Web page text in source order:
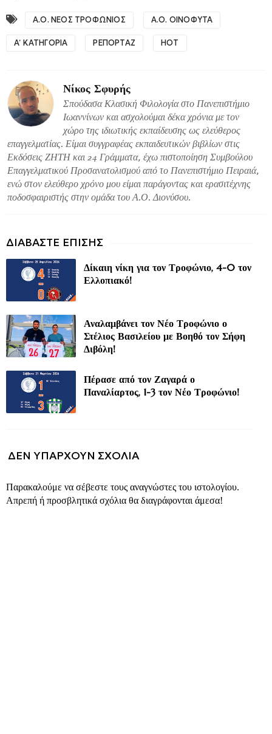
Α.Ο. ΝΕΟΣ ΤΡΟΦΩΝΙΟΣ Α.Ο. ΟΙΝΟΦΥΤΑ
Α΄ ΚΑΤΗΓΟΡΙΑ ΡΕΠΟΡΤΑΖ HOT
Νίκος Σφυρής
Σπούδασα Κλασική Φιλολογία στο Πανεπιστήμιο
Ιωαννίνων και ασχολούμαι δέκα χρόνια με τον
χώρο της ιδιωτικής εκπαίδευσης ως ελεύθερος
επαγγελματίας. Είμαι συγγραφέας εκπαιδευτικών βιβλίων στις
Εκδόσεις ΖΗΤΗ και 24 Γράμματα, έχω πιστοποίηση Συμβούλου
Επαγγελματικού Προσανατολισμού από το Πανεπιστήμιο Πειραιά,
ενώ στον ελεύθερο χρόνο μου είμαι παράγοντας και ερασιτέχνης
ποδοσφαιριστής στην ομάδα του Α.Ο. Διονύσου.
Δίκαιη νίκη για τον Τροφώνιο, 4-0 τον
Ελλοπιακό!
Αναλαμβάνει τον Νέο Τροφώνιο ο
Στέλιος Βασιλείου με Βοηθό τον Σήφη
Διβόλη!
Πέρασε από τον Ζαγαρά ο
Παναλίαρτος, 1-3 τον Νέο Τροφώνιο!
ΔΕΝ ΥΠΆΡΧΟΥΝ ΣΧΌΛΙΑ
Παρακαλούμε να σέβεστε τους αναγνώστες του ιστολογίου.
Απρεπή ή προσβλητικά σχόλια θα διαγράφονται άμεσα!